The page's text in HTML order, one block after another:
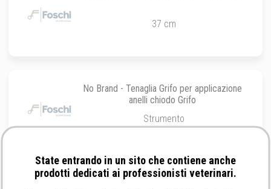
37 cm
No Brand - Tenaglia Grifo per applicazione
anelli chiodo Grifo
Strumento
State entrando in un sito che contiene anche
prodotti dedicati ai professionisti veterinari.